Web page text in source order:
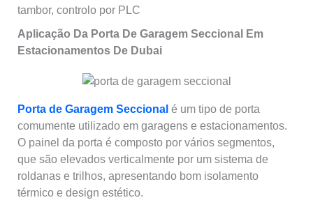
tambor, controlo por PLC
Aplicação Da Porta De Garagem Seccional Em
Estacionamentos De Dubai
Porta de Garagem Seccional é um tipo de porta
comumente utilizado em garagens e estacionamentos.
O painel da porta é composto por vários segmentos,
que são elevados verticalmente por um sistema de
roldanas e trilhos, apresentando bom isolamento
térmico e design estético.